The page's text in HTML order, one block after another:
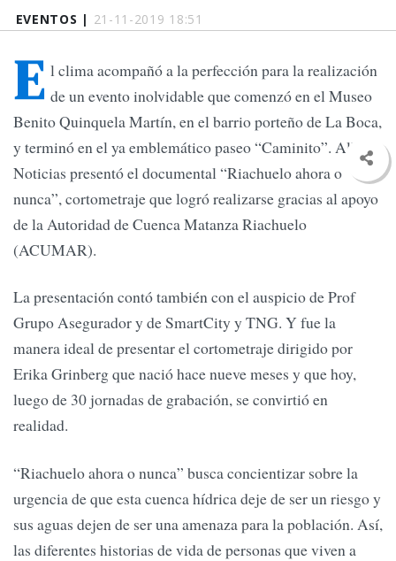
EVENTOS | 21-11-2019 18:51
E l clima acompañó a la perfección para la realización
de un evento inolvidable que comenzó en el Museo
Benito Quinquela Martín, en el barrio porteño de La Boca,
y terminó en el ya emblemático paseo “Caminito”. Allí,
Noticias presentó el documental “Riachuelo ahora o
nunca”, cortometraje que logró realizarse gracias al apoyo
de la Autoridad de Cuenca Matanza Riachuelo
(ACUMAR).
La presentación contó también con el auspicio de Prof
Grupo Asegurador y de SmartCity y TNG. Y fue la
manera ideal de presentar el cortometraje dirigido por
Erika Grinberg que nació hace nueve meses y que hoy,
luego de 30 jornadas de grabación, se convirtió en
realidad.
“Riachuelo ahora o nunca” busca concientizar sobre la
urgencia de que esta cuenca hídrica deje de ser un riesgo y
sus aguas dejen de ser una amenaza para la población. Así,
las diferentes historias de vida de personas que viven a